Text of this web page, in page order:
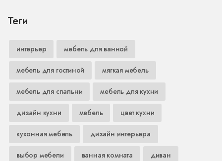
Теги
интерьер мебель для ванной
мебель для гостиной мягкая мебель
мебель для спальни мебель для кухни
дизайн кухни мебель цвет кухни
кухонная мебель дизайн интерьера
выбор мебели ванная комната диван